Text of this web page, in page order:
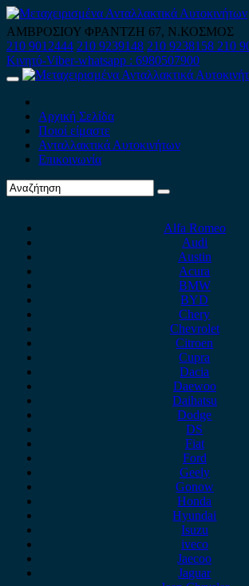
Skip
to
content
ΑΜΒΡΟΣΙΟΥ ΦΡΑΝΤΖΗ 67, Ν.ΚΟΣΜΟΣ
210 9012444 210 9239148 210 9238158 210
Κινητό-Viber-whatsapp : 6980507900
Primary
Αρχική Σελίδα
Ποιοί είμαστε
Ανταλλακτικά Αυτοκινήτων
Επικοινωνία
Alfa Romeo
Audi
Austin
Acura
BMW
BYD
Chery
Chevrolet
Citroen
Cupra
Dacia
Daewoo
Daihatsu
Dodge
DS
Fiat
Ford
Geely
Gonow
Honda
Hyundai
Isuzu
iveco
Jaecoo
Jaguar